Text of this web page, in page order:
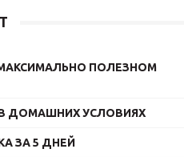
ПОЛЕЗНОМ
ДОМАШНИХ УСЛОВИЯХ
ЗА 5 ДНЕЙ